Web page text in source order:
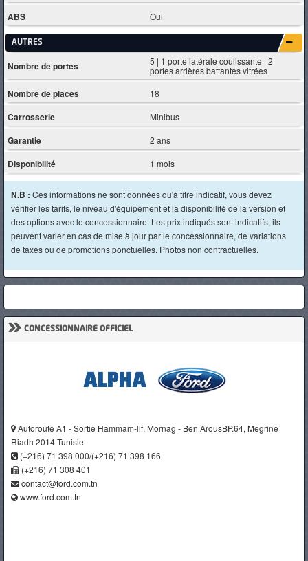
ABS Oui
AUTRES
Nombre de portes
5 | 1 porte latérale coulissante | 2
portes arrières battantes vitrées
Nombre de places 18
Carrosserie Minibus
Garantie 2 ans
Disponibilité 1 mois
N.B : Ces informations ne sont données qu'à titre indicatif, vous devez
vérifier les tarifs, le niveau d'équipement et la disponibilité de la version et
des options avec le concessionnaire. Les prix indiqués sont indicatifs, ils
peuvent varier en cas de mise à jour par le concessionnaire, de variations
de taxes ou de promotions ponctuelles. Photos non contractuelles.
» CONCESSIONNAIRE OFFICIEL
Autoroute A1 - Sortie Hammam-lif, Mornag - Ben ArousBP.64, Megrine
Riadh 2014 Tunisie
(+216) 71 398 000/(+216) 71 398 166
(+216) 71 308 401
contact@ford.com.tn
www.ford.com.tn